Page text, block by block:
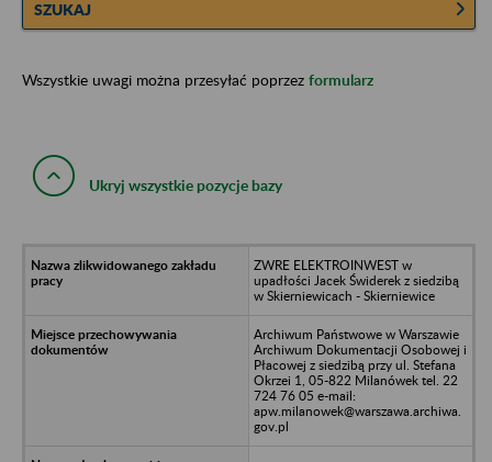
SZUKAJ
Wszystkie uwagi można przesyłać poprzez formularz
Ukryj wszystkie pozycje bazy
ZWRE ELEKTROINWEST w
upadłości Jacek Świderek z siedzibą
w Skierniewicach - Skierniewice
Archiwum Państwowe w Warszawie
Archiwum Dokumentacji Osobowej i
Płacowej z siedzibą przy ul. Stefana
Okrzei 1, 05-822 Milanówek tel. 22
724 76 05 e-mail:
apw.milanowek@warszawa.archiwa.
gov.pl